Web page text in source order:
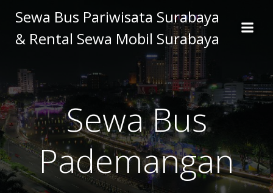
to
content
Sewa Bus Pariwisata Surabaya
& Rental Sewa Mobil Surabaya
Sewa Bus
Pademangan